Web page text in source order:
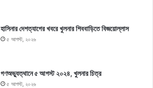
হাসিনার দেশত্যাগের খবরে খুলনার শিববাড়িতে বিজয়োল্লাস
৫ আগস্ট, ২০২৬
গণঅভ্যুত্থানে ৫ আগস্ট ২০২৪, খুলনার চিত্র
৫ আগস্ট, ২০২৬